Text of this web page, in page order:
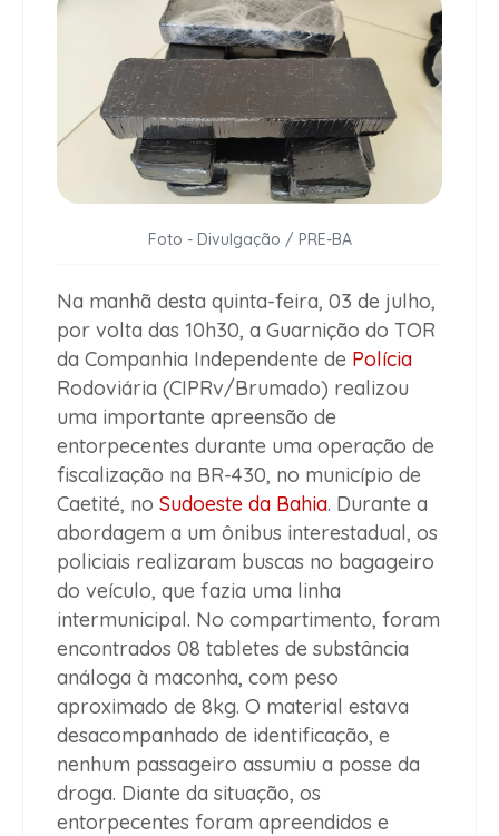
Foto - Divulgação / PRE-BA
Na manhã desta quinta-feira, 03 de julho,
por volta das 10h30, a Guarnição do TOR
da Companhia Independente de Polícia
Rodoviária (CIPRv/Brumado) realizou
uma importante apreensão de
entorpecentes durante uma operação de
fiscalização na BR-430, no município de
Caetité, no Sudoeste da Bahia. Durante a
abordagem a um ônibus interestadual, os
policiais realizaram buscas no bagageiro
do veículo, que fazia uma linha
intermunicipal. No compartimento, foram
encontrados 08 tabletes de substância
análoga à maconha, com peso
aproximado de 8kg. O material estava
desacompanhado de identificação, e
nenhum passageiro assumiu a posse da
droga. Diante da situação, os
entorpecentes foram apreendidos e